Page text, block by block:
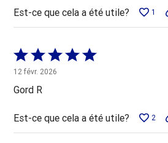
Est-ce que cela a été utile? 1
Coté
5 sur
5
12 févr. 2026
Gord R
Est-ce que cela a été utile? 2